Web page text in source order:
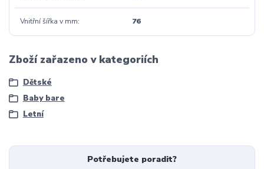
Vnitřní šířka v mm 76
Zboží zařazeno v kategoriích
Dětské
Baby bare
Letní
Potřebujete poradit?